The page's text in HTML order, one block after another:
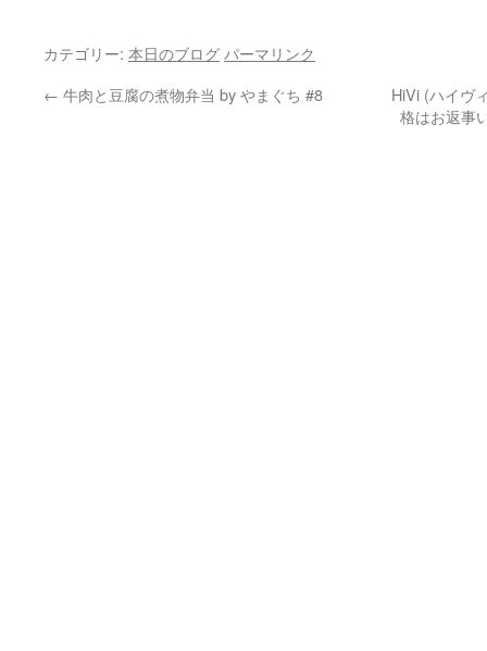
カテゴリー: 本日のブログ パーマリンク
← 牛肉と豆腐の煮物弁当 by やまぐち #8
HiVi (ハイヴ
格はお返事